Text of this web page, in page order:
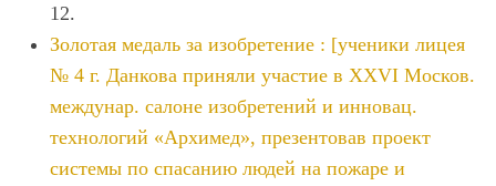
12.
Золотая медаль за изобретение : [ученики лицея
№ 4 г. Данкова приняли участие в XXVI Москов.
междунар. салоне изобретений и инновац.
технологий «Архимед», презентовав проект
системы по спасанию людей на пожаре и